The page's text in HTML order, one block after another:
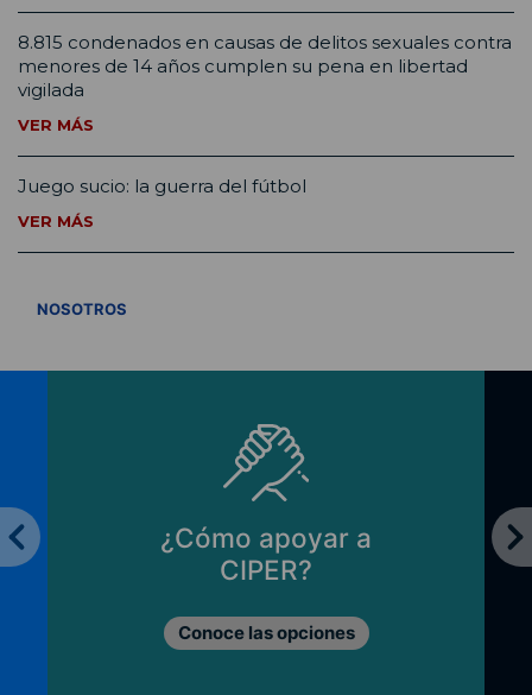
8.815 condenados en causas de delitos sexuales contra
menores de 14 años cumplen su pena en libertad
vigilada
VER MÁS
Juego sucio: la guerra del fútbol
VER MÁS
NOSOTROS
¿Cómo apoyar a
CIPER?
Conoce las opciones